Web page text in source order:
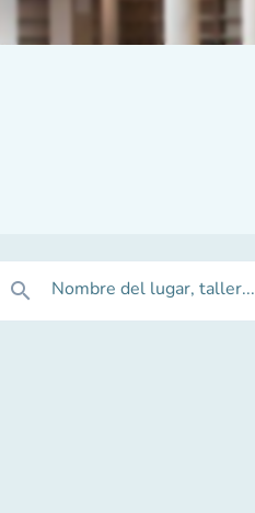
search Nombre del lugar, taller...